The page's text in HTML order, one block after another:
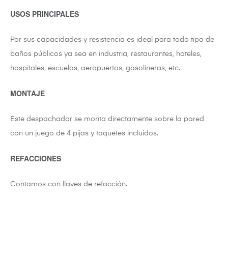
USOS PRINCIPALES
Por sus capacidades y resistencia es ideal para todo tipo de
baños públicos ya sea en industria, restaurantes, hoteles,
hospitales, escuelas, aeropuertos, gasolineras, etc.
MONTAJE
Este despachador se monta directamente sobre la pared
con un juego de 4 pijas y taquetes incluidos.
REFACCIONES
Contamos con llaves de refacción.